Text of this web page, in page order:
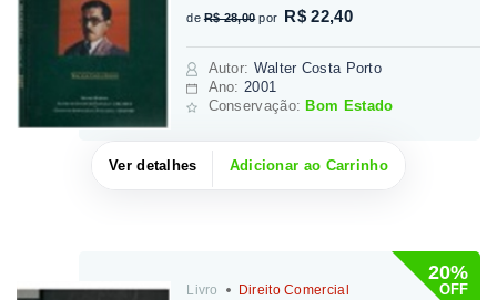
de R$ 28,00 por R$ 22,40
Autor: Walter Costa Porto
Ano: 2001
Conservação: Bom Estado
Ver detalhes Adicionar ao Carrinho
20%
OFF
Livro Direito Comercial